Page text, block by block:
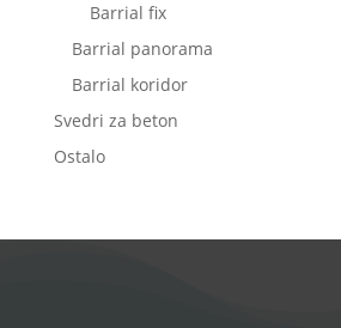
Barrial fix
Barrial panorama
Barrial koridor
Svedri za beton
Ostalo